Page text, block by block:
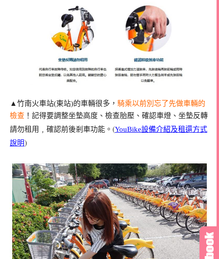
▲竹南火車站(東站)的車輛很多， 騎乘以前別忘了先做車輛的
檢查 ！記得要調整坐墊高度、檢查胎壓、確認車燈、坐墊反轉
請勿租用﹐確認前後剎車功能。 (YouBike設備介紹及租還方式
說明)